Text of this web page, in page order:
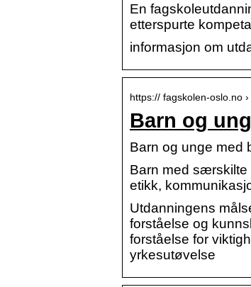
En
etterspurte
informasjon om
https:// fagskolen-oslo.no
Barn og
Barn og unge med
Barn med særskilte
etikk,
Utdanningens
forståelse og
forståelse for
yrkesutøvelse